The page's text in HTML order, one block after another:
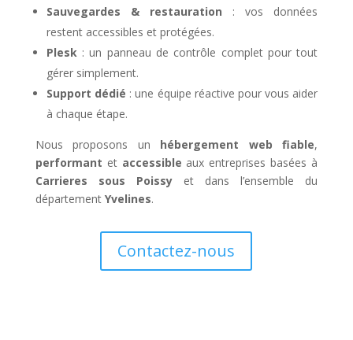
Sauvegardes & restauration : vos données
restent accessibles et protégées.
Plesk: un panneau de contrôle complet pour tout
gérer simplement.
Support dédié : une équipe réactive pour vous aider
à chaque étape.
Nous proposons un hébergement web fiable,
performant et accessible aux entreprises basées à
Carrieres sous Poissyet dans l’ensemble du
département Yvelines.
Contactez-nous